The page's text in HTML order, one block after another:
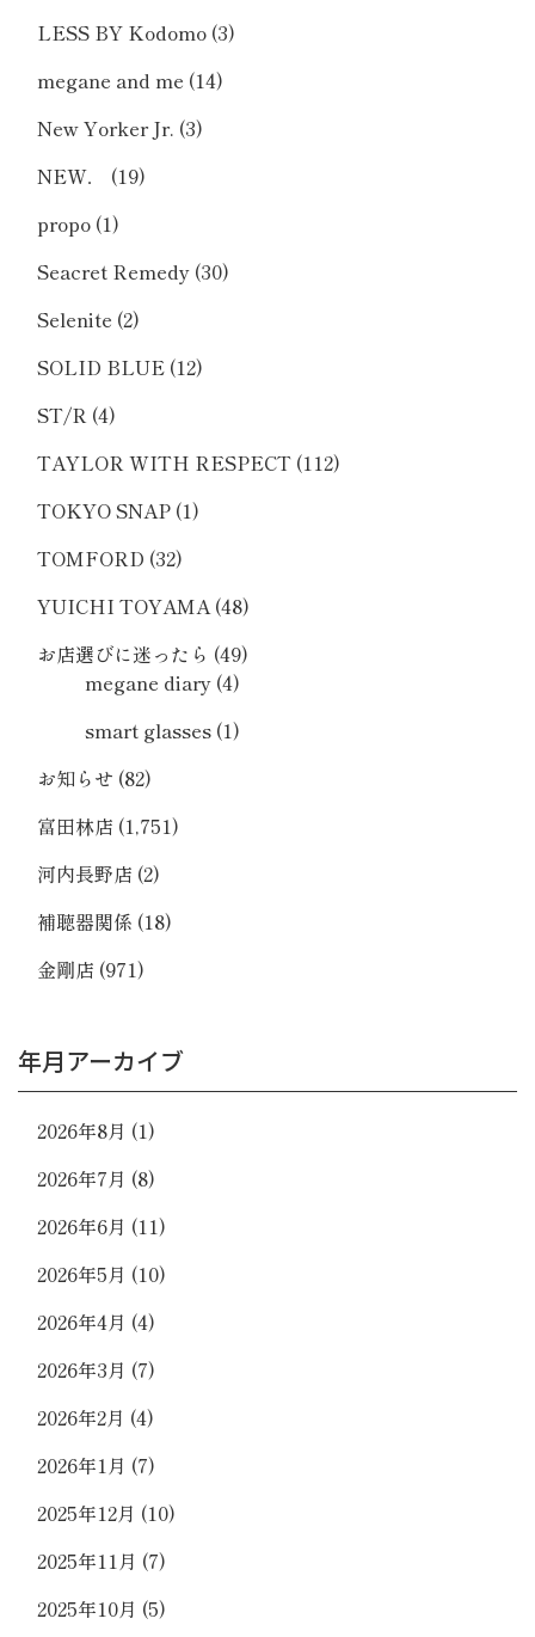
LESS BY Kodomo (3)
megane and me (14)
New Yorker Jr. (3)
NEW．
(19)
propo (1)
Seacret Remedy (30)
Selenite (2)
SOLID BLUE (12)
ST/R (4)
TAYLOR WITH RESPECT (112)
TOKYO SNAP (1)
TOMFORD (32)
YUICHI TOYAMA (48)
お店選びに迷ったら (49)
megane diary (4)
smart glasses (1)
お知らせ (82)
富田林店 (1,751)
河内長野店 (2)
補聴器関係 (18)
金剛店 (971)
年月アーカイブ
2026年8月 (1)
2026年7月 (8)
2026年6月 (11)
2026年5月 (10)
2026年4月 (4)
2026年3月 (7)
2026年2月 (4)
2026年1月 (7)
2025年12月 (10)
2025年11月 (7)
2025年10月 (5)